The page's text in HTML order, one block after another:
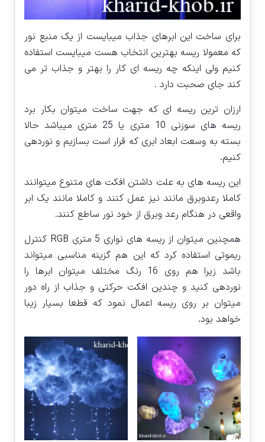
برای ساخت این ابرهای جذاب میبایست از یک منبع نور
که معمولا ریسه بهترین انتخاب هست میبایست استفاده
کنیم ولی اینکه چه ریسه ای کار را بهتر و جذاب تر می
کند جای صحبت دارد .
ارزان ترین ریسه ای که جهت ساخت میتوان بکار برد
ریسه های سوزنی 10 متری یا 25 متری میباشد حالا
بسته به وسعت ابعاد ابری که قرار است بسازیم و نوردهی
کنیم.
این ریسه های به علت داشتن افکت های متنوع میتوانند
کاملا رعدوبرق مانند نیز عمل کنند و کاملا مانند یک ابر
واقعی در هنگام رعد وبرق از خود نور ساطع کنند.
همچنین میتوان از ریسه های نواری 5 متری RGB کنترل
ریموتی استفاده کرد که این هم گزینه مناسبی میتواند
باشد زیرا هم روی 16 رنگ مختلف میتوان ابرها را
نوردهی کنید و چندین افکت حرکتی و جذاب از راه دور
میتوان بر روی ریسه اعمال نمود که قطعا بسیار زیبا
خواهد بود.